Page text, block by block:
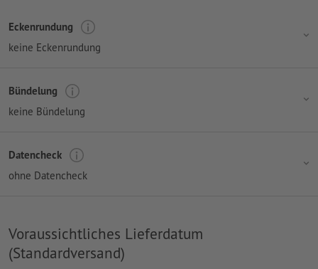
Eckenrundung
keine Eckenrundung
Bündelung
keine Bündelung
Datencheck
ohne Datencheck
Voraussichtliches Lieferdatum
(Standardversand)